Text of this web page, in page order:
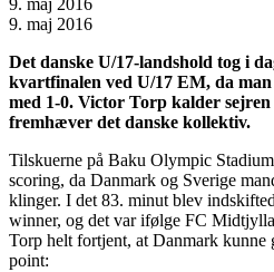
9. maj 2016
9. maj 2016
Det danske U/17-landshold tog i
kvartfinalen ved U/17 EM, da man
med 1-0. Victor Torp kalder
fremhæver det danske kollektiv.
Tilskuerne på Baku Olympic
scoring, da Danmark og Sverige
klinger. I det 83. minut blev
winner, og det var ifølge FC
Torp helt fortjent, at Danmark kunne
point: